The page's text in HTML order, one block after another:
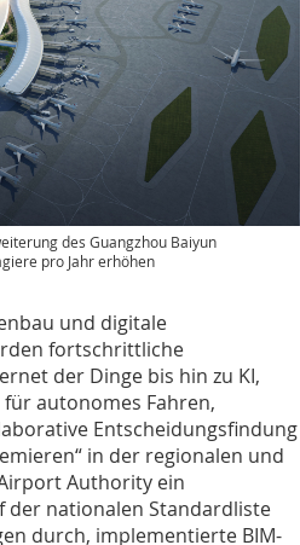
des Guangzhou Baiyun
pro Jahr erhöhen
und digitale
fortschrittliche
der Dinge bis hin zu KI,
autonomes Fahren,
Entscheidungsfindung
in der regionalen und
Authority ein
der nationalen Standardliste
durch, implementierte BIM-